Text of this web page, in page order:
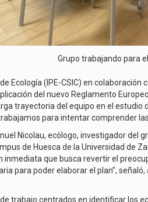
Grupo trabajando para
Ecología (IPE-CSIC) en
del nuevo Reglamento
trayectoria del equipo en el
para intentar comprender
Nicolau, ecólogo, investigador
de Huesca de la Universidad de
inmediata que busca revertir el
para poder elaborar el plan”,
trabajo centrados en identificar los